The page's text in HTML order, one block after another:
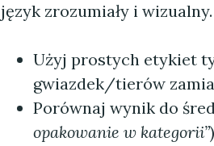
język zrozumiały i
Użyj prostych etykiet
gwiazdek/tierów
Porównaj wynik do
opakowanie w kategorii”